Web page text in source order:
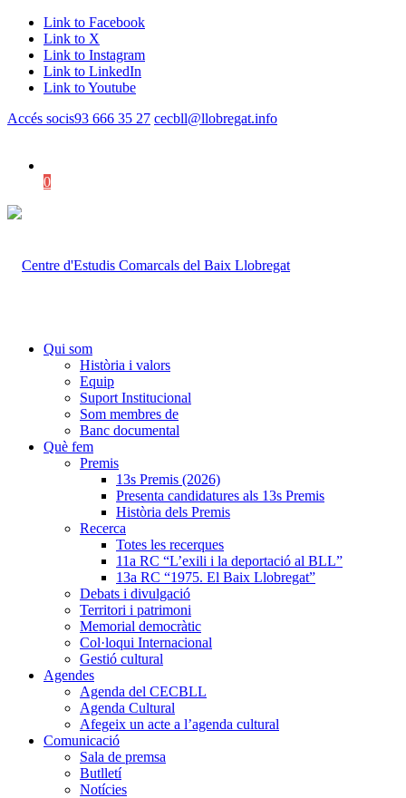
Link to Facebook
Link to X
Link to Instagram
Link to LinkedIn
Link to Youtube
Accés socis93 666 35 27 cecbll@llobregat.info
0
Qui som
Història i valors
Equip
Suport Institucional
Som membres de
Banc documental
Què fem
Premis
13s Premis (2026)
Presenta candidatures als 13s Premis
Història dels Premis
Recerca
Totes les recerques
11a RC “L’exili i la deportació al BLL”
13a RC “1975. El Baix Llobregat”
Debats i divulgació
Territori i patrimoni
Memorial democràtic
Col·loqui Internacional
Gestió cultural
Agendes
Agenda del CECBLL
Agenda Cultural
Afegeix un acte a l’agenda cultural
Comunicació
Sala de premsa
Butlletí
Notícies